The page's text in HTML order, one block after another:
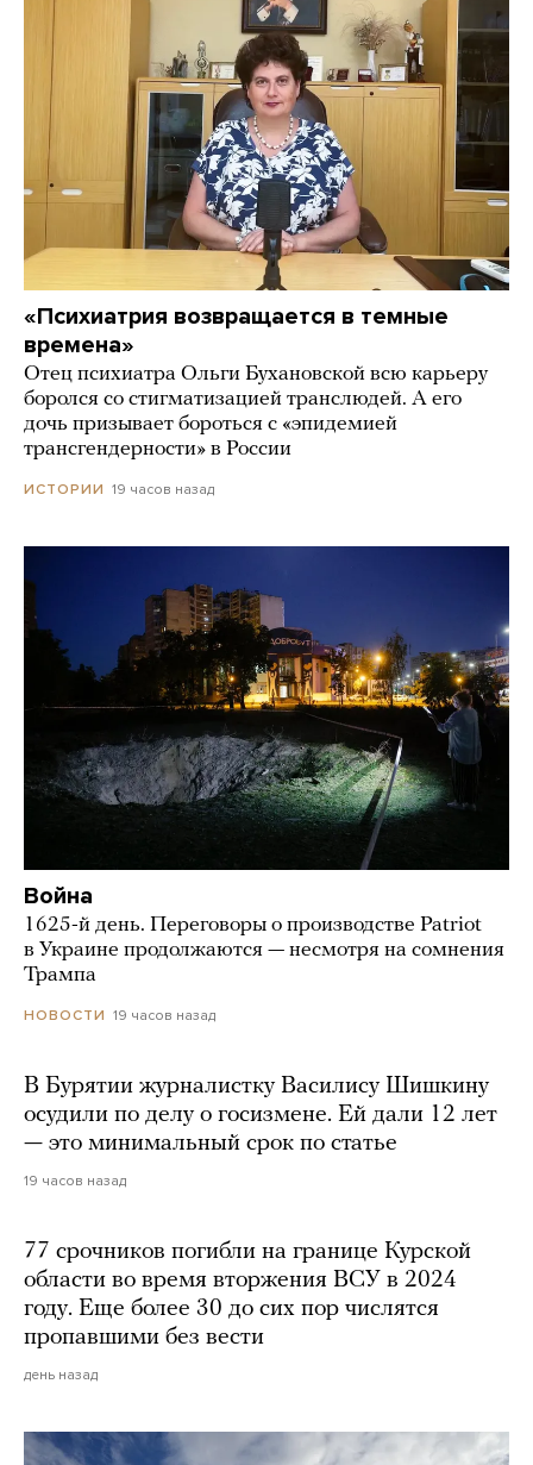
«Психиатрия возвращается в темные
времена»
Отец психиатра Ольги Бухановской всю карьеру
боролся со стигматизацией транслюдей. А его
дочь призывает бороться с «эпидемией
трансгендерности» в России
ИСТОРИИ 19 часов назад
Война
1625-й день. Переговоры о производстве Patriot
в Украине продолжаются — несмотря на сомнения
Трампа
НОВОСТИ 19 часов назад
В Бурятии журналистку Василису Шишкину
осудили по делу о госизмене. Ей дали 12 лет
— это минимальный срок по статье
19 часов назад
77 срочников погибли на границе Курской
области во время вторжения ВСУ в 2024
году. Еще более 30 до сих пор числятся
пропавшими без вести
день назад